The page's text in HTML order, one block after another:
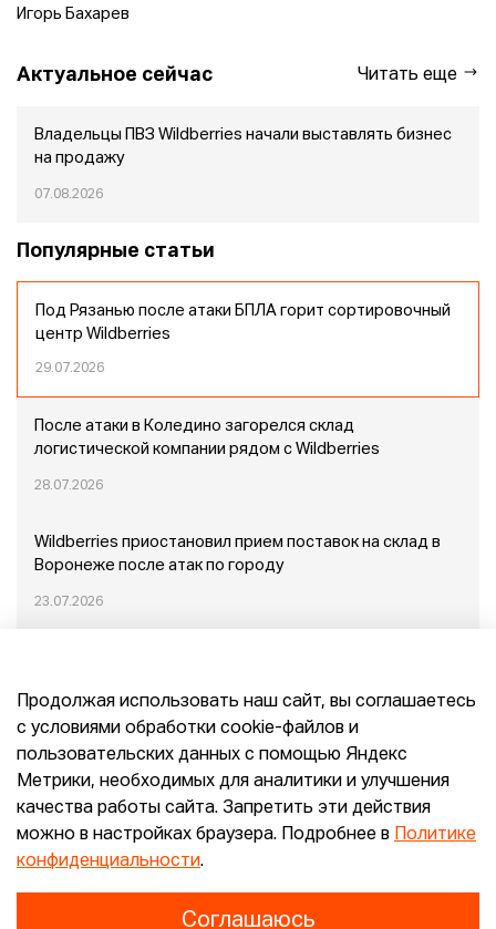
Игорь Бахарев
Актуальное сейчас Читать еще
Владельцы ПВЗ Wildberries начали выставлять бизнес
на продажу
07.08.2026
Популярные статьи
Под Рязанью после атаки БПЛА горит сортировочный
центр Wildberries
29.07.2026
После атаки в Коледино загорелся склад
логистической компании рядом с Wildberries
28.07.2026
Wildberries приостановил прием поставок на склад в
Воронеже после атак по городу
23.07.2026
Конец эпохи маркетплейсов: прогнозы сооснователя
Mr.Doors Максима Валецкого
26.06.2026
Продолжая использовать наш сайт, вы соглашаетесь
с условиями обработки cookie-файлов и
пользовательских данных с помощью Яндекс
Метрики, необходимых для аналитики и улучшения
качества работы сайта. Запретить эти действия
можно в настройках браузера. Подробнее в
Политике
конфиденциальности.
Соглашаюсь